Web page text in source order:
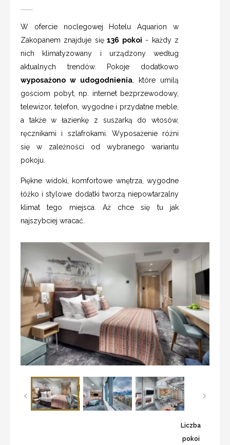
W ofercie noclegowej Hotelu Aquarion w
Zakopanem znajduje się136 pokoi - każdy z
nich klimatyzowany i urządzony według
aktualnych trendów. Pokoje dodatkowo
wyposażono w udogodnienia , które umilą
gościom pobyt, np. internet bezprzewodowy,
telewizor, telefon, wygodne i przydatne meble,
a także w łazienkę z suszarką do włosów,
ręcznikami i szlafrokami. Wyposażenie różni
się w zależności od wybranego wariantu
pokoju.
Piękne widoki, komfortowe wnętrza, wygodne
łóżko i stylowe dodatki tworzą niepowtarzalny
klimat tego miejsca. Aż chce się tu jak
najszybciej wracać.
Liczba
pokoi